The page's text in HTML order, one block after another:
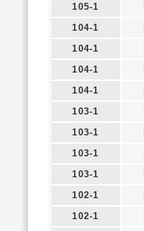
105-1
104-1
104-1
104-1
104-1
103-1
103-1
103-1
103-1
102-1
102-1